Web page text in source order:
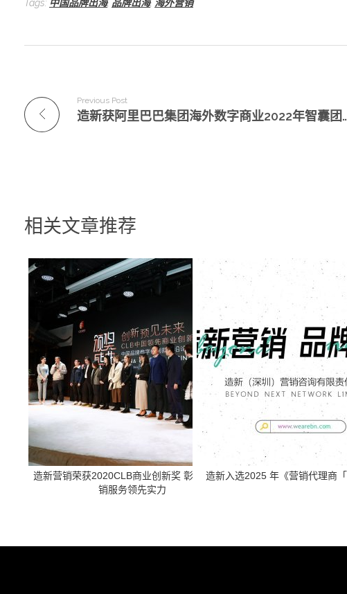
Tags: 中国品牌出海, 品牌出海, 海外营销
Previous Post
造新获阿里巴巴集团海
相关文章推荐
造新营销荣获2020CLB商业创新奖 彰显海外营
销服务领先实力
造新入选2025 年《营销代理商